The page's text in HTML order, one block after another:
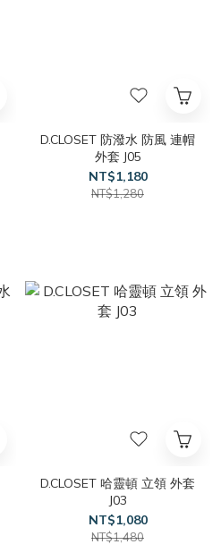
D.CLOSET 防潑水 防風 連帽
外套 J05
NT$1,180
NT$1,280
D.CLOSET 哈靈頓 立領 外套
J03
NT$1,080
NT$1,480